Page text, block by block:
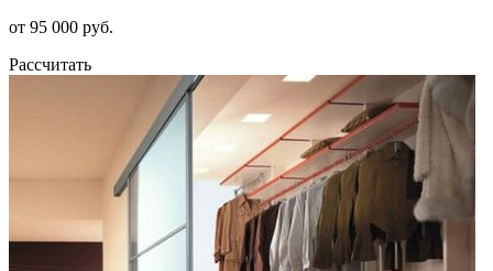
от 95 000 руб.
Рассчитать